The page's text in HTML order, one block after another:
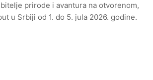
prirode i avantura na otvorenom,
u Srbiji od 1. do 5. jula 2026. godine.